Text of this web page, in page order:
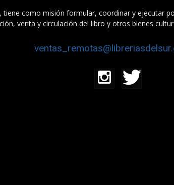
tiene como misión formular, coordinar y ejecutar
venta y circulación del libro y otros bienes